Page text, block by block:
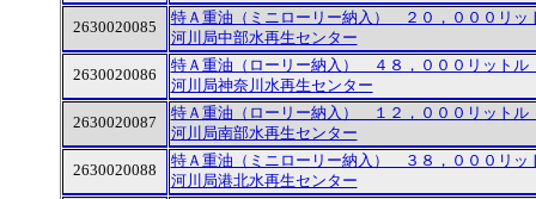
2630020085
特Ａ重油（ミニローリー納入） ２０，０００リ
河川局中部水再生センター
2630020086
特Ａ重油（ローリー納入） ４８，０００リット
河川局神奈川水再生センター
2630020087
特Ａ重油（ローリー納入） １２，０００リット
河川局南部水再生センター
2630020088
特Ａ重油（ミニローリー納入） ３８，０００リ
河川局港北水再生センター